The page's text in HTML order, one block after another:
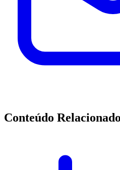
Conteúdo Relacionado